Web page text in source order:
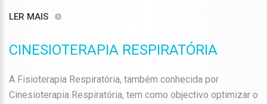
LER MAIS
CINESIOTERAPIA RESPIRATÓRIA
A Fisioterapia Respiratória, também conhecida por
Cinesioterapia Respiratória, tem como objectivo optimizar o